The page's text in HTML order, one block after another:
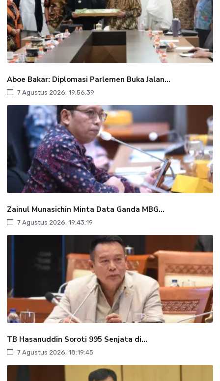
Aboe Bakar: Diplomasi Parlemen Buka Jalan...
7 Agustus 2026, 19:56:39
Zainul Munasichin Minta Data Ganda MBG...
7 Agustus 2026, 19:43:19
TB Hasanuddin Soroti 995 Senjata di...
7 Agustus 2026, 18:19:45